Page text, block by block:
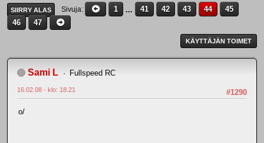
SIIRRY ALAS Sivuja 1 ... 41 42 43 44
45
46
47
KÄYTTÄJÄN TOIMET
Sami L Fullspeed RC
#1290
16.02.08 - klo: 18.21
o/